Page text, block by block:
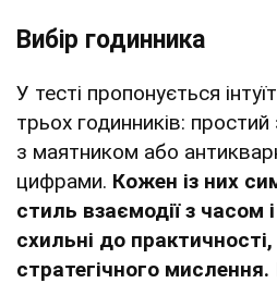
Вибір годинника
У тесті пропонується
трьох годинників:
з маятником або
цифрами. Кожен із них
стиль взаємодії з часом
схильні до
стратегічного мислення.